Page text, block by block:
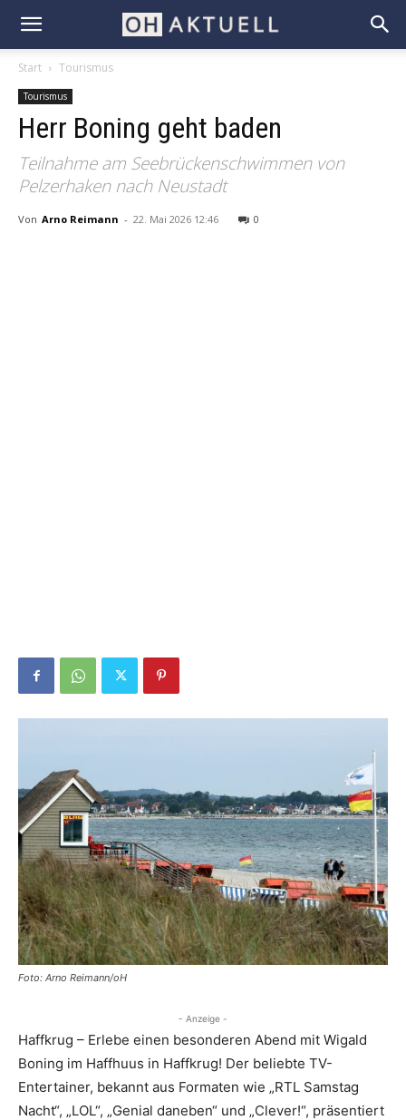
Start Tourismus
Tourismus
Herr Boning geht baden
Teilnahme am Seebrückenschwimmen von
Pelzerhaken nach Neustadt
Von Arno Reimann - 22. Mai 2026 12:46 0
Foto: Arno Reimann/oH
- Anzeige -
Haffkrug – Erlebe einen besonderen Abend mit Wigald
Boning im Haffhuus in Haffkrug! Der beliebte TV-
Entertainer, bekannt aus Formaten wie „RTL Samstag
Nacht“, „LOL“, „Genial daneben“ und „Clever!“, präsentiert